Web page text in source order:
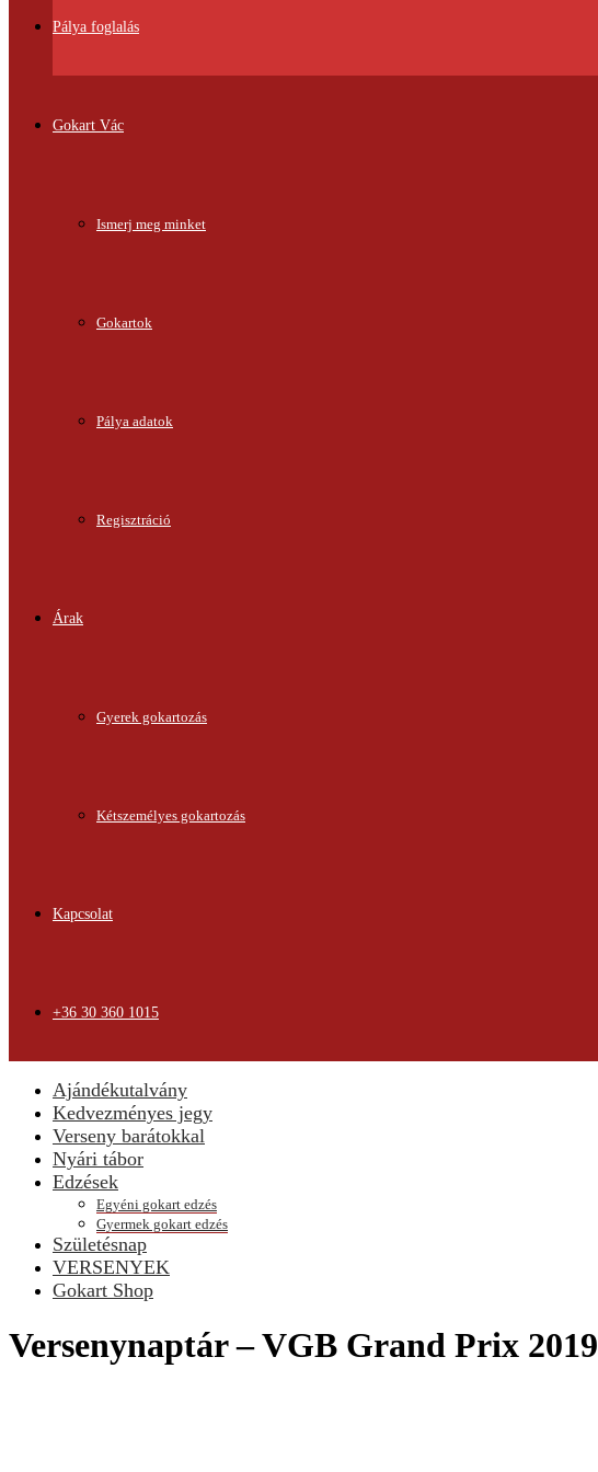
Pálya foglalás
Gokart Vác
Ismerj meg minket
Gokartok
Pálya adatok
Regisztráció
Árak
Gyerek gokartozás
Kétszemélyes gokartozás
Kapcsolat
+36 30 360 1015
Ajándékutalvány
Kedvezményes jegy
Verseny barátokkal
Nyári tábor
Edzések
Egyéni gokart edzés
Gyermek gokart edzés
Születésnap
VERSENYEK
Gokart Shop
Versenynaptár – VGB Grand Prix 2019